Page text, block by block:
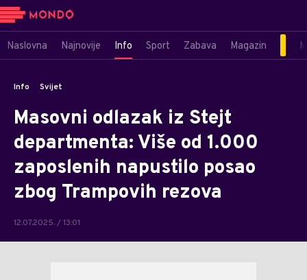
Naslovna Najnovije Info Sport Zabava Magazin
Info Svijet
Masovni odlazak iz Stejt
departmenta: Više od 1.000
zaposlenih napustilo posao
zbog Trampovih rezova
12.07.2025. / 13:01